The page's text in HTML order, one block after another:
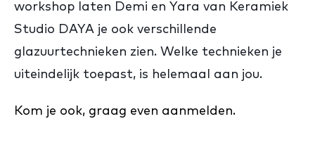
workshop laten Demi en Yara van Keramiek
Studio DAYA je ook verschillende
glazuurtechnieken zien. Welke technieken je
uiteindelijk toepast, is helemaal aan jou.
Kom je ook, graag even aanmelden.